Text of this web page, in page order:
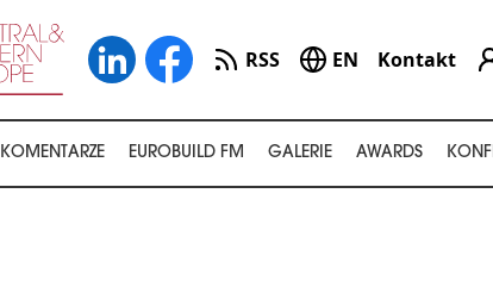
RSS EN Kontakt
KOMENTARZE EUROBUILD FM GALERIE AWARDS